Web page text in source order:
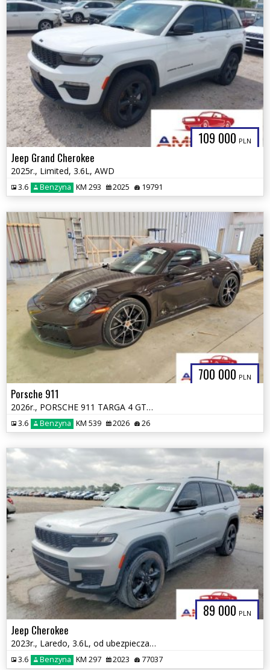
109 000 PLN
Jeep Grand Cherokee
2025r., Limited, 3.6L, AWD
3.6 Benzyna KM 293 2025 19791
700 000 PLN
Porsche 911
2026r., PORSCHE 911 TARGA 4 GTS, 3.6L, od ubezpieczalni
3.6 Benzyna KM 539 2026 26
89 000 PLN
Jeep Cherokee
2023r., Laredo, 3.6L, od ubezpieczalni
3.6 Benzyna KM 297 2023 77037